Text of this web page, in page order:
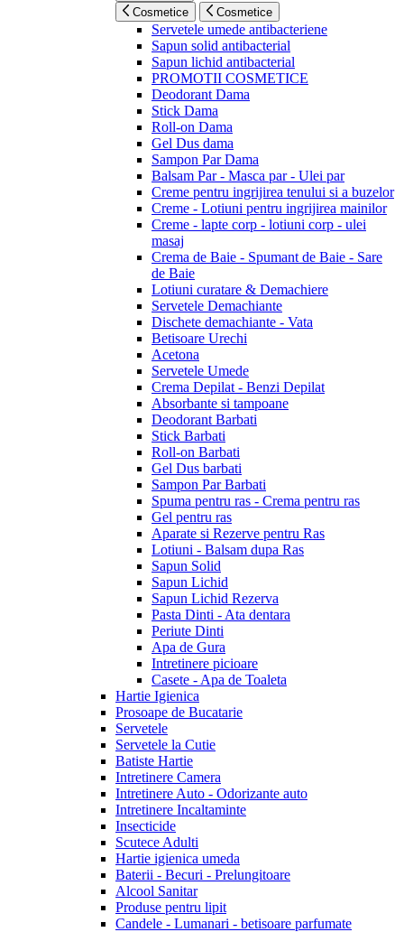
Cosmetice Cosmetice
Servetele umede antibacteriene
Sapun solid antibacterial
Sapun lichid antibacterial
PROMOTII COSMETICE
Deodorant Dama
Stick Dama
Roll-on Dama
Gel Dus dama
Sampon Par Dama
Balsam Par - Masca par - Ulei par
Creme pentru ingrijirea tenului si a buzelor
Creme - Lotiuni pentru ingrijirea mainilor
Creme - lapte corp - lotiuni corp - ulei
masaj
Crema de Baie - Spumant de Baie - Sare
de Baie
Lotiuni curatare & Demachiere
Servetele Demachiante
Dischete demachiante - Vata
Betisoare Urechi
Acetona
Servetele Umede
Crema Depilat - Benzi Depilat
Absorbante si tampoane
Deodorant Barbati
Stick Barbati
Roll-on Barbati
Gel Dus barbati
Sampon Par Barbati
Spuma pentru ras - Crema pentru ras
Gel pentru ras
Aparate si Rezerve pentru Ras
Lotiuni - Balsam dupa Ras
Sapun Solid
Sapun Lichid
Sapun Lichid Rezerva
Pasta Dinti - Ata dentara
Periute Dinti
Apa de Gura
Intretinere picioare
Casete - Apa de Toaleta
Hartie Igienica
Prosoape de Bucatarie
Servetele
Servetele la Cutie
Batiste Hartie
Intretinere Camera
Intretinere Auto - Odorizante auto
Intretinere Incaltaminte
Insecticide
Scutece Adulti
Hartie igienica umeda
Baterii - Becuri - Prelungitoare
Alcool Sanitar
Produse pentru lipit
Candele - Lumanari - betisoare parfumate